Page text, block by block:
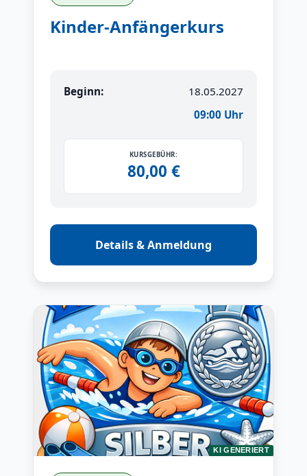
Kinder-Anfängerkurs
Beginn:
18.05.2027
09:00 Uhr
KURSGEBÜHR:
80,00 €
Details & Anmeldung
KI GENERIERT